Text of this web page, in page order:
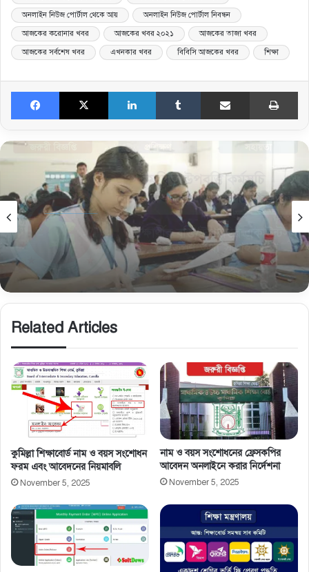
অনলাইন নিউজ পোর্টাল থেকে আয় অনলাইন নিউজ পোর্টাল নিবন্ধন
আজকের করোনার খবর আজকের খবর ২০২১ আজকের তাজা খবর
আজকের সর্বশেষ খবর এখনকার খবর বিবিসি আজকের খবর শিক্ষা
Facebook X LinkedIn Tumblr Share via Email
শিক্ষা ব্যবস্থাপনা
February 15, 2026
ষষ্ঠ, অষ্টম ও নবম শ্রেণির বোর্ড রেজিস্ট্রেশন: ভুল-ভ্রান্তি
এড়াতে প্রতিষ্ঠান প্রধানের করণীয়
Related Articles
কুমিল্লা শিক্ষাবোর্ড নাম ও বয়স সংশোধন
ফরম এবং আবেদনের নিয়মাবলি
November 5, 2025
নাম ও বয়স সংশােধনের ফ্রেসকপির
আবেদন অনলাইনে করার নির্দেশনা
November 5, 2025